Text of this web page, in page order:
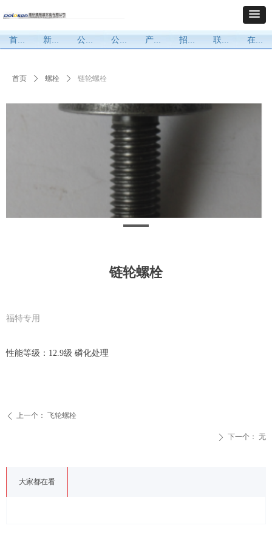
首页 新闻 公司 公示公告文件 产品 招贤纳才 联系方式 在线留言
首页 ꄲ 螺栓 ꄲ 链轮螺栓
链轮螺栓
福特专用
大家都在看
ꄴ 上一个： 飞轮螺栓
ꄲ 下一个： 无
性能等级：12.9级 磷化处理